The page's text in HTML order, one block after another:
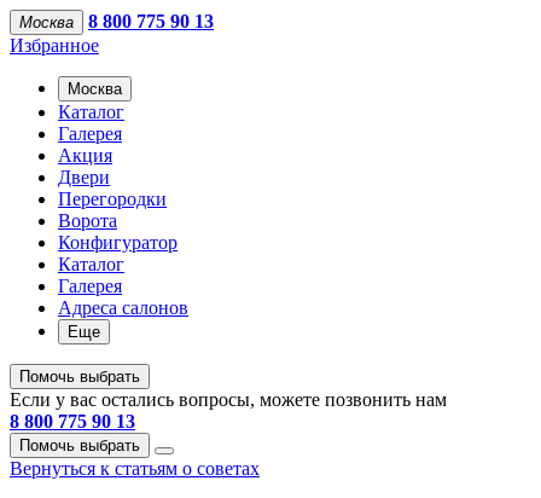
Москва
8 800 775 90 13
Избранное
Москва
Каталог
Галерея
Акция
Двери
Перегородки
Ворота
Конфигуратор
Каталог
Галерея
Адреса салонов
Еще
Помочь выбрать
Если у вас остались вопросы, можете позвонить нам
8 800 775 90 13
Помочь выбрать
Вернуться к статьям о советах